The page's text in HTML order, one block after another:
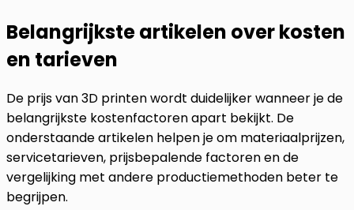
Belangrijkste artikelen over kosten
en tarieven
De prijs van 3D printen wordt duidelijker wanneer je de
belangrijkste kostenfactoren apart bekijkt. De
onderstaande artikelen helpen je om materiaalprijzen,
servicetarieven, prijsbepalende factoren en de
vergelijking met andere productiemethoden beter te
begrijpen.